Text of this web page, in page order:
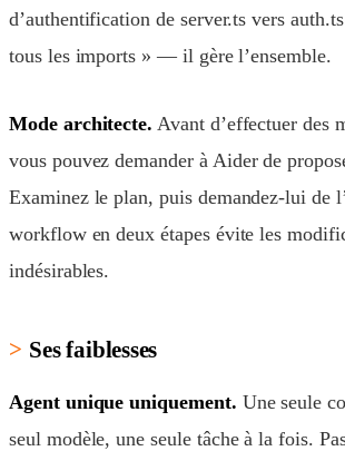
d’authentification de server.ts vers
tous les imports » — il gère l’ensemble.
Mode architecte. Avant d’effectuer des
vous pouvez demander à Aider de
Examinez le plan, puis demandez-lui de
workflow en deux étapes évite les
indésirables.
Ses faiblesses
Agent unique uniquement. Une seule
seul modèle, une seule tâche à la fois.